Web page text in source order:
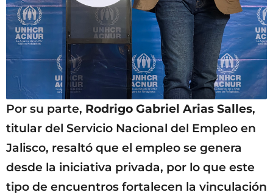
Por su parte, Rodrigo Gabriel Arias Salles,
titular del Servicio Nacional del Empleo en
Jalisco, resaltó que el empleo se genera
desde la iniciativa privada, por lo que este
tipo de encuentros fortalecen la vinculación